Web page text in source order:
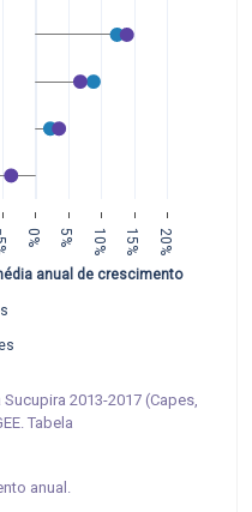
0% 5% 10% 15% 20%
anual de crescimento
2013-2017 (Capes,
Tabela
anual.